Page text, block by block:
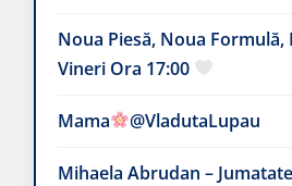
Noua Piesă, Noua
Vineri Ora 17:00
Mama @VladutaLupau
Mihaela Abrudan –